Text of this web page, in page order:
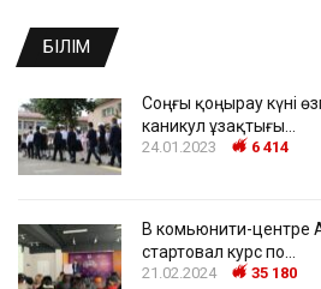
БІЛІМ
Соңғы қоңырау күні
каникул ұзақтығы…
24.01.2023 6 414
В комьюнити-центре
стартовал курс по…
21.02.2024 35 180